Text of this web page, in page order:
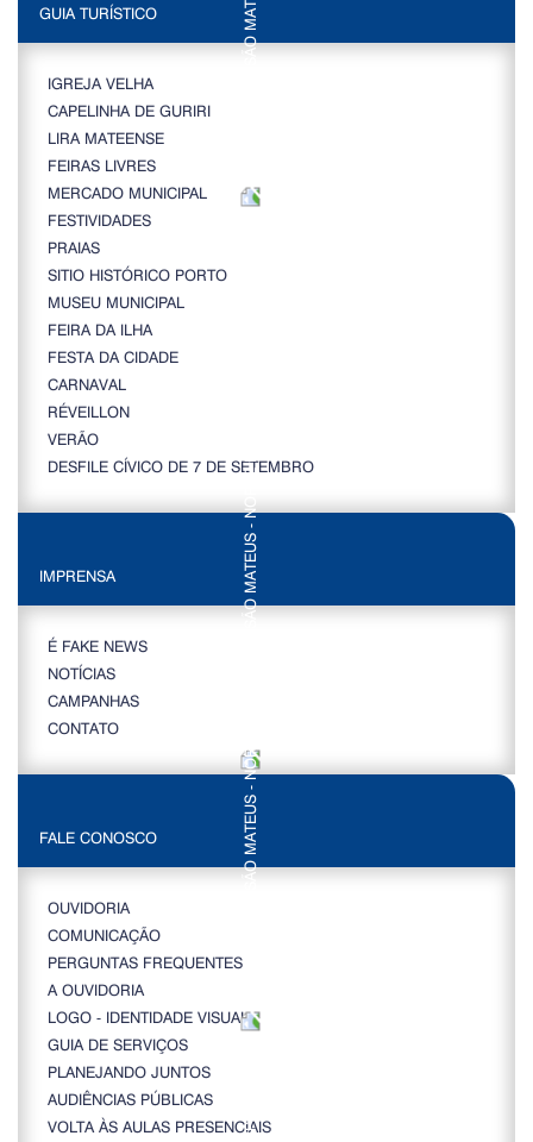
GUIA TURÍSTICO
IGREJA VELHA
CAPELINHA DE GURIRI
LIRA MATEENSE
FEIRAS LIVRES
MERCADO MUNICIPAL
FESTIVIDADES
PRAIAS
SITIO HISTÓRICO PORTO
MUSEU MUNICIPAL
FEIRA DA ILHA
FESTA DA CIDADE
CARNAVAL
RÉVEILLON
VERÃO
DESFILE CÍVICO DE 7 DE SETEMBRO
IMPRENSA
É FAKE NEWS
NOTÍCIAS
CAMPANHAS
CONTATO
FALE CONOSCO
OUVIDORIA
COMUNICAÇÃO
PERGUNTAS FREQUENTES
A OUVIDORIA
LOGO - IDENTIDADE VISUAL
GUIA DE SERVIÇOS
PLANEJANDO JUNTOS
AUDIÊNCIAS PÚBLICAS
VOLTA ÀS AULAS PRESENCIAIS